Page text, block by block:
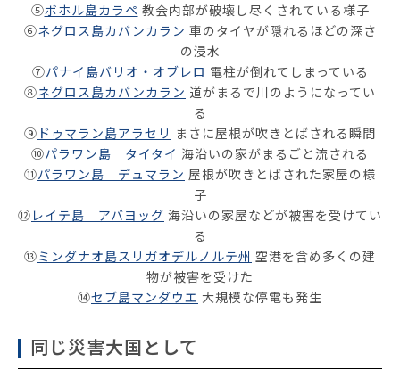
⑤ボホル島カラペ 教会内部が破壊し尽くされている様子
⑥ネグロス島カバンカラン 車のタイヤが隠れるほどの深さ
の浸水
⑦パナイ島バリオ・オブレロ 電柱が倒れてしまっている
⑧ネグロス島カバンカラン 道がまるで川のようになってい
る
⑨ ドゥマラン島アラセリ まさに屋根が吹きとばされる瞬間
⑩パラワン島 タイタイ 海沿いの家がまるごと流される
⑪パラワン島 デュマラン 屋根が吹きとばされた家屋の様
子
⑫ レイテ島 アバヨッグ 海沿いの家屋などが被害を受けてい
る
⑬ミンダナオ島スリガオデルノルテ州 空港を含め多くの建
物が被害を受けた
⑭セブ島マンダウエ 大規模な停電も発生
同じ災害大国として